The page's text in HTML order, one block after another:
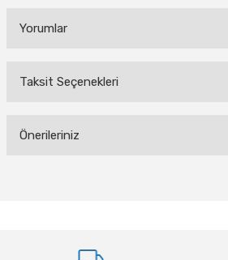
Yorumlar
Taksit Seçenekleri
Önerileriniz